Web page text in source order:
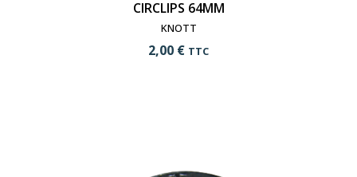
CIRCLIPS 64MM
KNOTT
2,00 € TTC